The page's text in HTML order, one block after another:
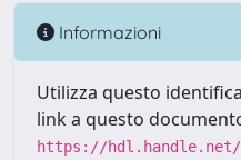
Informazioni
Utilizza questo
link a questo
https://hdl.handle.net/